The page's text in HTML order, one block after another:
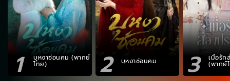
1 บุหงาซ่อนคม (พากย์
ไทย) 2 บุหงาซ่อนคม 3 เมื่อรัก
(พากย์